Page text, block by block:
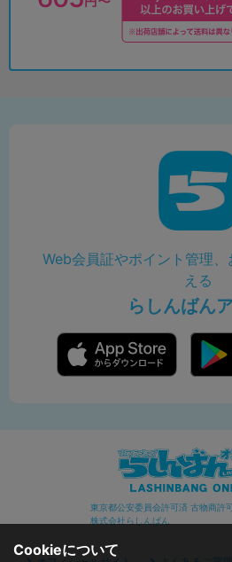
Web会員証やポイント管理
える
らしんばん
東京都公安委員会許可済 古物商許
株式会社らしんばん
Cookieについて